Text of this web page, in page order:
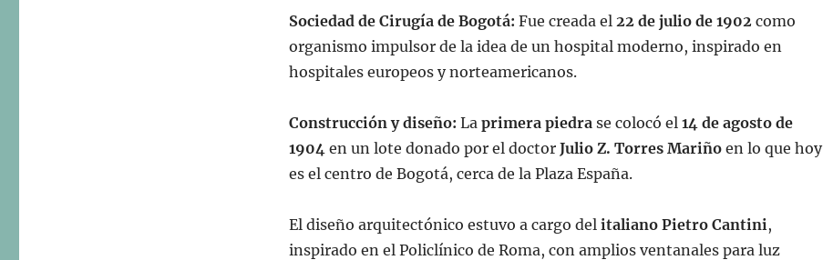
Sociedad de Cirugía de Bogotá: Fue creada el 22 de julio de 1902como
organismo impulsor de la idea de un hospital moderno, inspirado en
hospitales europeos y norteamericanos.
Construcción y diseño: La primera piedrase colocó el 14 de agosto de
1904en un lote donado por el doctor Julio Z. Torres Mariñoen lo que hoy
es el centro de Bogotá, cerca de la Plaza España.
El diseño arquitectónico estuvo a cargo del italiano Pietro Cantini,
inspirado en el Policlínico de Roma, con amplios ventanales para luz